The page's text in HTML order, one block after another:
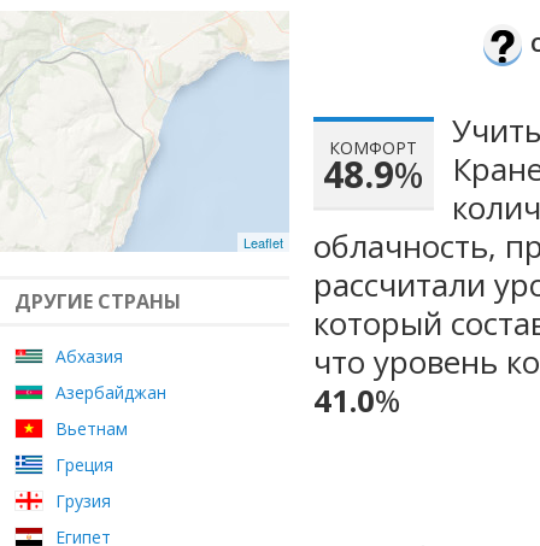
Leaflet
ДРУГИЕ СТРАНЫ
Абхазия
Азербайджан
Вьетнам
Греция
Грузия
Египет
КОМФОРТ
48.9%
облачность,
рассчитали
который
что уровень
41.0%